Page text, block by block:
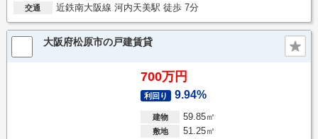
交通 近鉄南大阪線 河内天美駅 徒歩 7分
大阪府松原市の戸建賃貸
700万円
利回り 9.94%
建物 59.85㎡
敷地 51.25㎡